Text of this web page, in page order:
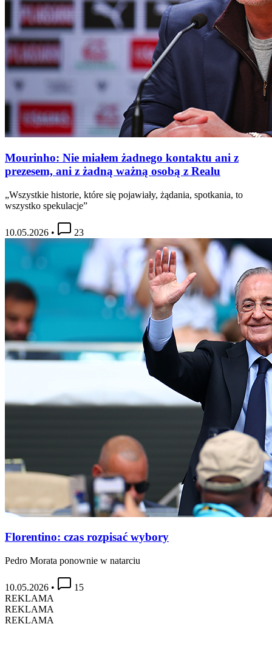
Mourinho: Nie miałem żadnego kontaktu ani z
prezesem, ani z żadną ważną osobą z Realu
„Wszystkie historie, które się pojawiały, żądania, spotkania, to
wszystko spekulacje”
10.05.2026 • 23
Florentino: czas rozpisać wybory
Pedro Morata ponownie w natarciu
10.05.2026 •
15
REKLAMA
REKLAMA
REKLAMA